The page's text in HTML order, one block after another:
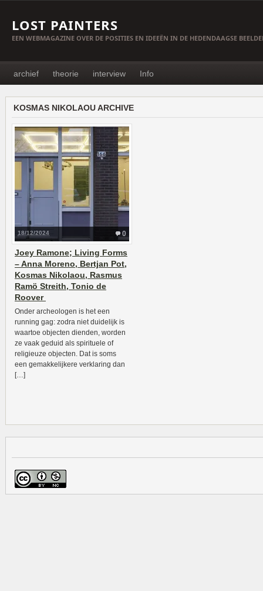
LOST PAINTERS
EEN WEBMAGAZINE OVER DE POSITIES EN IDEEËN IN DE HEDENDAAGSE
archief theorie interview Info
KOSMAS NIKOLAOU ARCHIVE
0
18/12/2024
Joey Ramone; Living Forms
– Anna Moreno, Bertjan Pot,
Kosmas Nikolaou, Rasmus
Ramö Streith, Tonio de
Roover
Onder archeologen is het een
running gag: zodra niet duidelijk is
waartoe objecten dienden, worden
ze vaak geduid als spirituele of
religieuze objecten. Dat is soms
een gemakkelijkere verklaring dan
[…]